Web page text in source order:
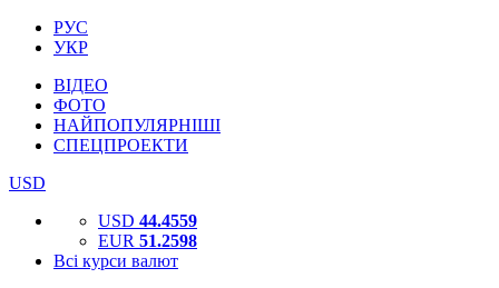
РУС
УКР
ВІДЕО
ФОТО
НАЙПОПУЛЯРНІШІ
СПЕЦПРОЕКТИ
USD
USD 44.4559
EUR 51.2598
Всі курси валют